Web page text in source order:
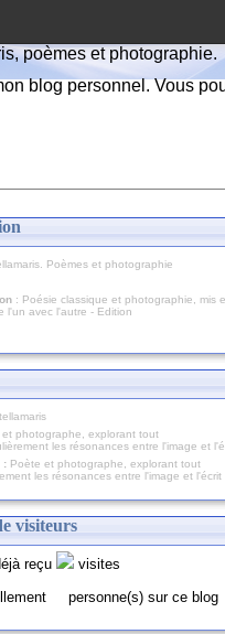
poèmes et photographie.
blog personnel. Vous
Poèmes et photographie
: Poésie classique et photographie, mis
l'un avec l'autre - Edition
: Poète et photographe, explorant tout
les résonances entre l'image et l'écrit
visiteurs
reçu
visites
personne(s) sur ce blog